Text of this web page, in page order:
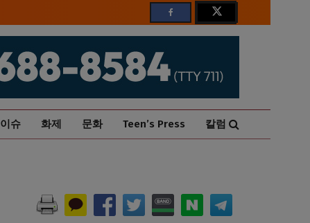
이슈 화제 문화 Teen’s Press 칼럼